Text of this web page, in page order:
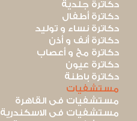
دكاترة جلدية
دكاترة أطفال
دكاترة نساء و توليد
دكاترة أنف و أذن
دكاترة مخ و أعصاب
دكاترة عيون
دكاترة باطنة
مستشفيات
مستشفيات فى القاهرة
مستشفيات فى الاسكندرية